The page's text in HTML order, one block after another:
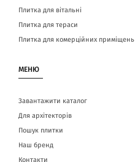
Плитка для вітальні
Плитка для тераси
Плитка для комерційних приміщень
МЕНЮ
Завантажити каталог
Для архітекторів
Пошук плитки
Наш бренд
Контакти